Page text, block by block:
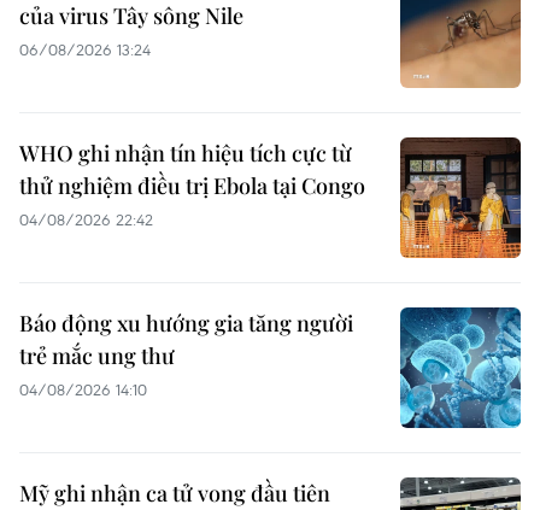
của virus Tây sông Nile
06/08/2026 13:24
WHO ghi nhận tín hiệu tích cực từ
thử nghiệm điều trị Ebola tại Congo
04/08/2026 22:42
Báo động xu hướng gia tăng người
trẻ mắc ung thư
04/08/2026 14:10
Mỹ ghi nhận ca tử vong đầu tiên